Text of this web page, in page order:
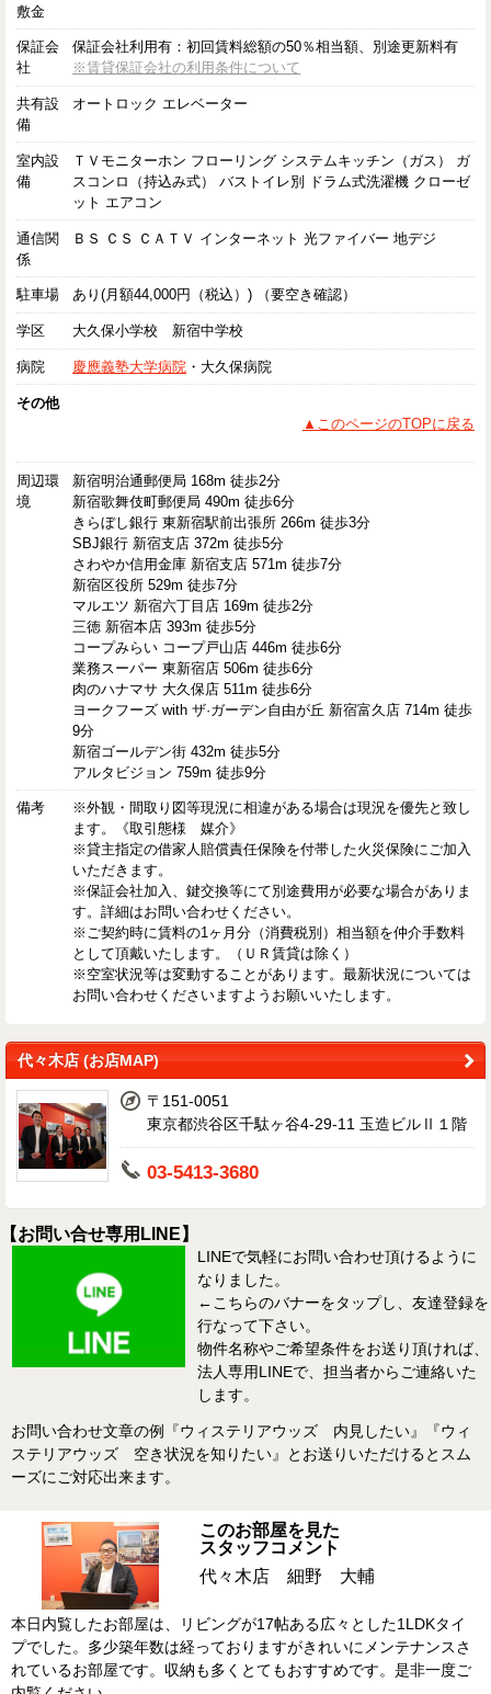
敷金
保証会
社
保証会社利用有：初回賃料総額の50％相当額、別途更新料有
※賃貸保証会社の利用条件について
共有設
備
オートロック エレベーター
室内設
備
ＴＶモニターホン フローリング システムキッチン（ガス） ガ
スコンロ（持込み式） バストイレ別 ドラム式洗濯機 クローゼ
ット エアコン
通信関
係
ＢＳ ＣＳ ＣＡＴＶ インターネット 光ファイバー 地デジ
駐車場 あり(月額44,000円（税込）) （要空き確認）
学区 大久保小学校 新宿中学校
病院 慶應義塾大学病院 ・大久保病院
その他
▲このページのTOPに戻る
周辺環
境
新宿明治通郵便局 168m 徒歩2分
新宿歌舞伎町郵便局 490m 徒歩6分
きらぼし銀行 東新宿駅前出張所 266m 徒歩3分
SBJ銀行 新宿支店 372m 徒歩5分
さわやか信用金庫 新宿支店 571m 徒歩7分
新宿区役所 529m 徒歩7分
マルエツ 新宿六丁目店 169m 徒歩2分
三徳 新宿本店 393m 徒歩5分
コープみらい コープ戸山店 446m 徒歩6分
業務スーパー 東新宿店 506m 徒歩6分
肉のハナマサ 大久保店 511m 徒歩6分
ヨークフーズ with ザ·ガーデン自由が丘 新宿富久店 714m 徒歩
9分
新宿ゴールデン街 432m 徒歩5分
アルタビジョン 759m 徒歩9分
備考
※外観・間取り図等現況に相違がある場合は現況を優先と致し
ます。《取引態様 媒介》
※貸主指定の借家人賠償責任保険を付帯した火災保険にご加入
いただきます。
※保証会社加入、鍵交換等にて別途費用が必要な場合がありま
す。詳細はお問い合わせください。
※ご契約時に賃料の1ヶ月分（消費税別）相当額を仲介手数料
として頂戴いたします。（ＵＲ賃貸は除く）
※空室状況等は変動することがあります。最新状況については
お問い合わせくださいますようお願いいたします。
代々木店 (お店MAP)
〒151-0051
東京都渋谷区千駄ヶ谷4-29-11 玉造ビルⅡ１階
03-5413-3680
【お問い合せ専用LINE】
LINEで気軽にお問い合わせ頂けるように
なりました。
←こちらのバナーをタップし、友達登録を
行なって下さい。
物件名称やご希望条件をお送り頂ければ、
法人専用LINEで、担当者からご連絡いた
します。
お問い合わせ文章の例『ウィステリアウッズ 内見したい』『ウィ
ステリアウッズ 空き状況を知りたい』とお送りいただけるとスム
ーズにご対応出来ます。
このお部屋を見た
スタッフコメント
代々木店 細野 大輔
本日内覧したお部屋は、リビングが17帖ある広々とした1LDKタイ
プでした。多少築年数は経っておりますがきれいにメンテナンスさ
れているお部屋です。収納も多くとてもおすすめです。是非一度ご